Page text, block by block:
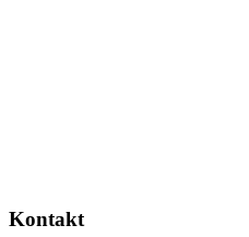
Kontakt